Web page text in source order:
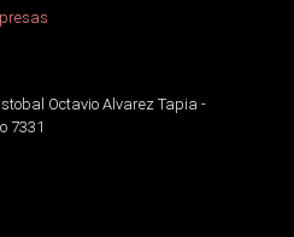
Octavio Alvarez Tapia -
7331